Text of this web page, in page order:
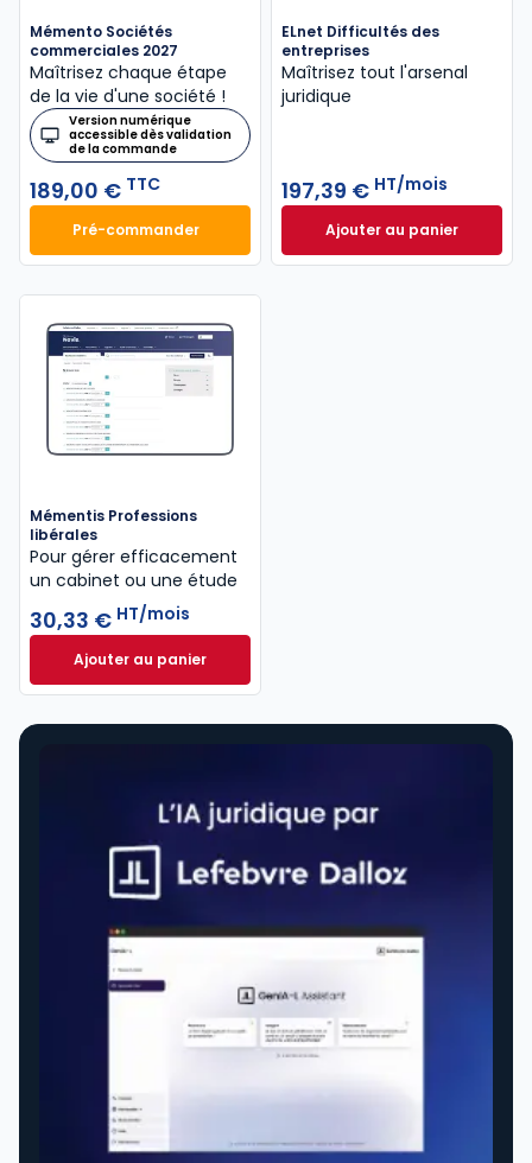
Mémento Sociétés
commerciales 2027
Maîtrisez chaque étape
de la vie d'une société !
Version numérique
accessible dès validation
de la commande
189,00 € TTC
Pré-commanderMémento Sociétés commerciales 2027 à 189,00 €
ELnet Difficultés des
entreprises
Maîtrisez tout l'arsenal
juridique
197,39 € HT/mois
Ajouter au panier
ELnet Difficultés
Mémentis Professions
libérales
Pour gérer efficacement
un cabinet ou une étude
30,33 € HT/mois
Ajouter au panierMémentis Professions libérales à 30,33 €